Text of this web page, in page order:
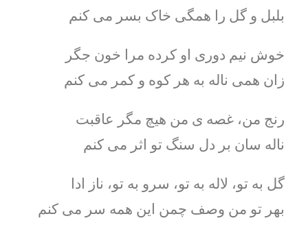
بلبل و گل را همگی خاک بسر می کنم
خوش نيم دوری او کرده مرا خون جگر
زان همی ناله به هر کوه و کمر می کنم
رنج من، غصه ی من هيچ مگر عاقبت
ناله سان بر دل سنگ تو اثر می کنم
گل به تو، لاله به تو، سرو به تو، ناز ادا
بهر تو من وصف چمن اين همه سر می کنم